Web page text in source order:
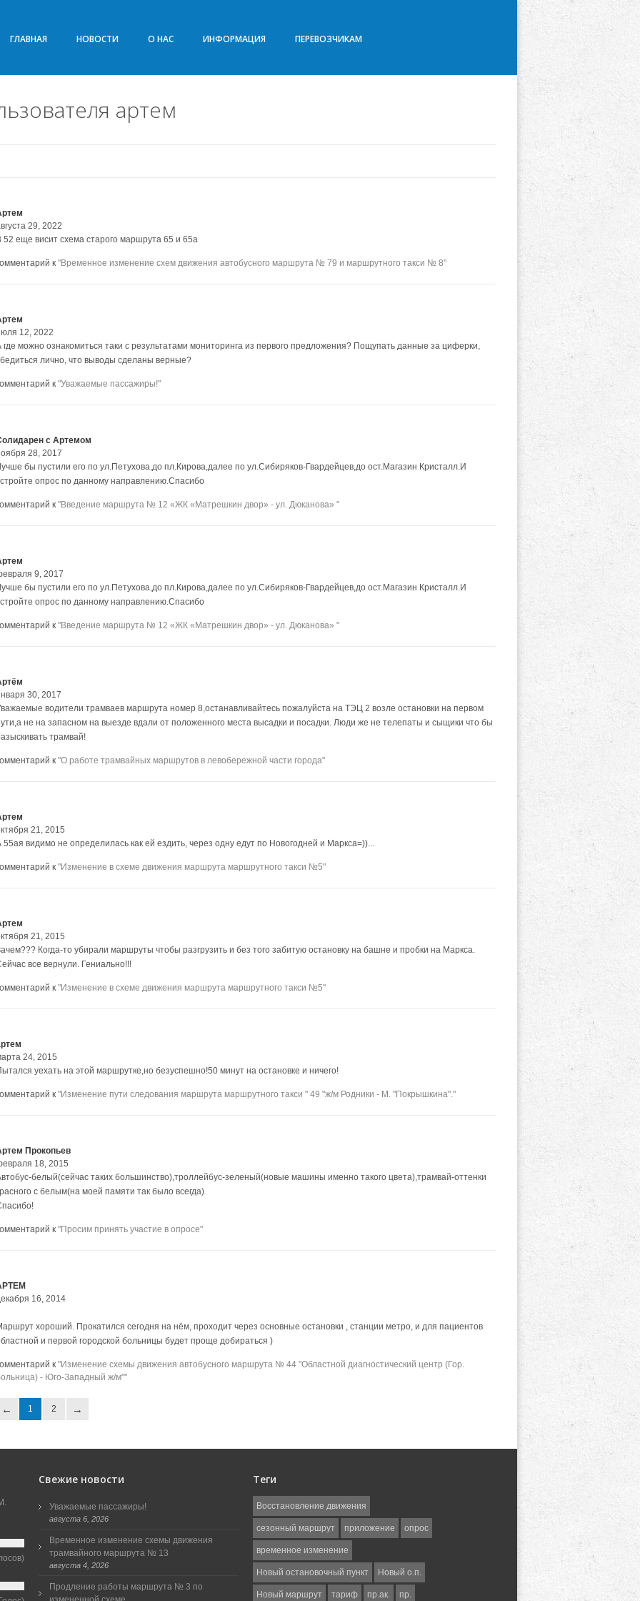
ГЛАВНАЯ НОВОСТИ О НАС ИНФОРМАЦИЯ ПЕРЕВОЗЧИКАМ
артем
29, 2022
52 еще висит схема старого маршрута 65 и 65а
к "Временное изменение схем движения автобусного маршрута № 79 и маршрутного такси № 8"
12, 2022
где можно ознакомиться таки с результатами мониторинга из первого предложения? Пощупать данные за циферки,
лично, что выводы сделаны верные?
к "Уважаемые пассажиры!"
с Артемом
28, 2017
бы пустили его по ул.Петухова,до пл.Кирова,далее по ул.Сибиряков-Гвардейцев,до ост.Магазин Кристалл.И
опрос по данному направлению.Спасибо
к "Введение маршрута № 12 «ЖК «Матрешкин двор» - ул. Дюканова» "
9, 2017
бы пустили его по ул.Петухова,до пл.Кирова,далее по ул.Сибиряков-Гвардейцев,до ост.Магазин Кристалл.И
опрос по данному направлению.Спасибо
к "Введение маршрута № 12 «ЖК «Матрешкин двор» - ул. Дюканова» "
30, 2017
водители трамваев маршрута номер 8,останавливайтесь пожалуйста на ТЭЦ 2 возле остановки на первом
не на запасном на выезде вдали от положенного места высадки и посадки. Люди же не телепаты и сыщики что бы
трамвай!
к "О работе трамвайных маршрутов в левобережной части города"
21, 2015
55ая видимо не определилась как ей ездить, через одну едут по Новогодней и Маркса=))...
к "Изменение в схеме движения маршрута маршрутного такси №5"
21, 2015
Когда-то убирали маршруты чтобы разгрузить и без того забитую остановку на башне и пробки на Маркса.
все вернули. Гениально!!!
к "Изменение в схеме движения маршрута маршрутного такси №5"
24, 2015
уехать на этой маршрутке,но безуспешно!50 минут на остановке и ничего!
к "Изменение пути следования маршрута маршрутного такси " 49 "ж/м Родники - М. "Покрышкина"."
Прокопьев
18, 2015
белый(сейчас таких большинство),троллейбус-зеленый(новые машины именно такого цвета),трамвай-оттенки
с белым(на моей памяти так было всегда)
к "Просим принять участие в опросе"
16, 2014
хороший. Прокатился сегодня на нём, проходит через основные остановки , станции метро, и для пациентов
и первой городской больницы будет проще добираться )
к "Изменение схемы движения автобусного маршрута № 44 "Областной диагностический центр (Гор.
- Юго-Западный ж/м""
1 2
Свежие новости
Уважаемые пассажиры!
августа 6, 2026
Временное изменение схемы движения
трамвайного маршрута № 13
августа 4, 2026
Продление работы маршрута № 3 по
Теги
Восстановление движения
сезонный маршрут приложение опрос
временное изменение
Новый остановочный пункт Новый о.п.
Новый маршрут тариф пр.ак. пр.